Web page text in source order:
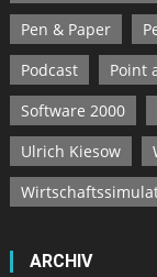
Pen & Paper
Podcast
Point
Software 2000
Ulrich Kiesow
ARCHIV